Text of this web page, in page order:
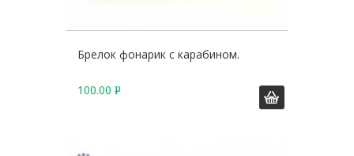
Брелок фонарик с карабином.
100.00 Р